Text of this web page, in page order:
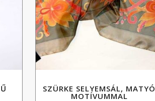
SZÜRKE SELYEMSÁL, MATYÓ
MOTÍVUMMAL